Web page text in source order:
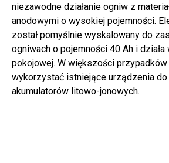
niezawodne działanie ogniw z
anodowymi o wysokiej pojemności.
został pomyślnie wyskalowany do
ogniwach o pojemności 40 Ah i
pokojowej. W większości
wykorzystać istniejące urządzenia
akumulatorów litowo-jonowych.